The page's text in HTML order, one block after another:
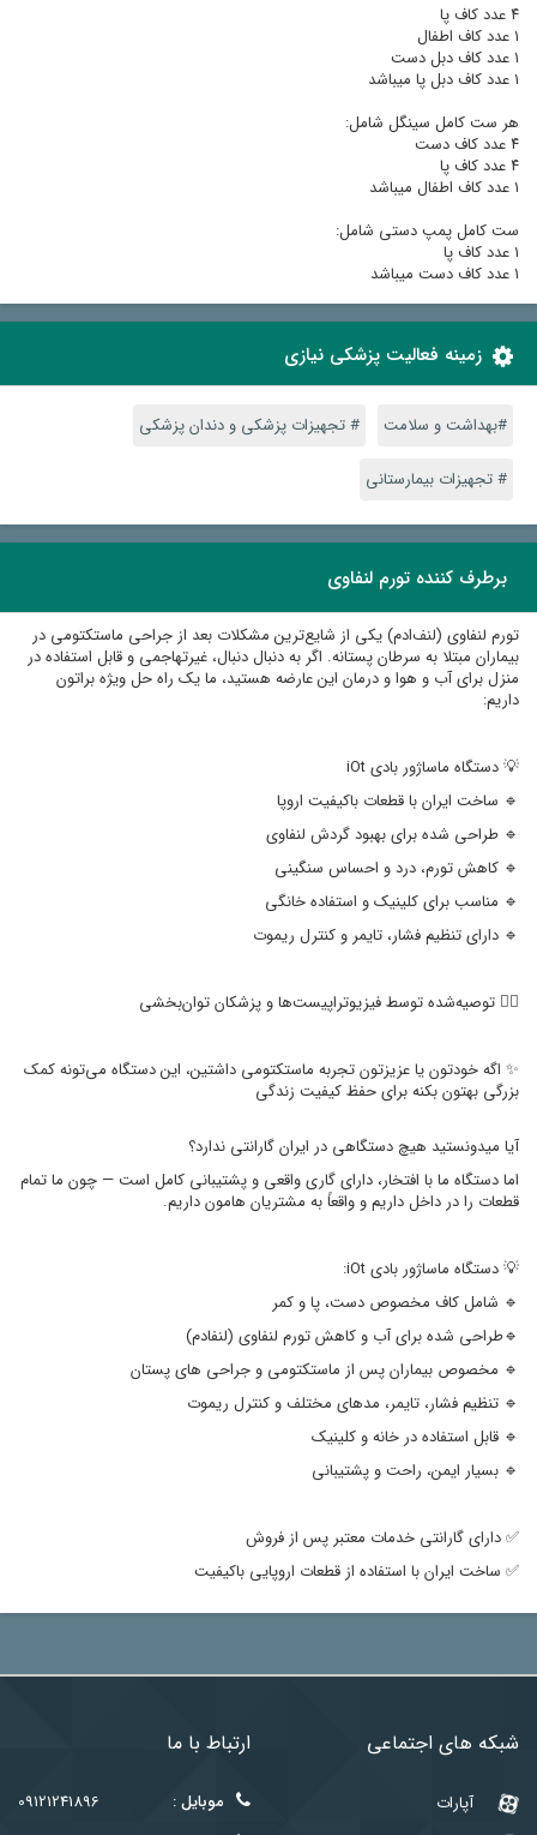
٤ عدد کاف پا
هر ست کامل سینگل شامل:
٤ عدد کاف دست
٤ عدد کاف پا
ست کامل پمپ دستی شامل:
زمینه فعالیت پزشکی نیازی
#بهداشت و سلامت # تجهیزات پزشکی و دندان پزشکی
# تجهیزات بیمارستانی
برطرف کننده تورم لنفاوی
تورم لنفاوی (لنف‌ادم) یکی از شایع‌ترین مشکلات بعد از جراحی ماستکتومی در
بیماران مبتلا به سرطان پستانه. اگر به دنبال دنبال، غیرتهاجمی و قابل استفاده در
منزل برای آب و هوا و درمان این عارضه هستید، ما یک راه حل ویژه براتون
داریم:
💡 دستگاه ماساژور بادی iOt
🔹 ساخت ایران با قطعات باکیفیت اروپا
🔹 طراحی شده برای بهبود گردش لنفاوی
🔹 کاهش تورم، درد و احساس سنگینی
🔹 مناسب برای کلینیک و استفاده خانگی
🔹 دارای تنظیم فشار، تایمر و کنترل ریموت
👩‍⚕️ توصیه‌شده توسط فیزیوتراپیست‌ها و پزشکان توان‌بخشی
✨ اگه خودتون یا عزیزتون تجربه ماستکتومی داشتین، این دستگاه می‌تونه کمک
بزرگی بهتون بکنه برای حفظ کیفیت زندگی
آیا میدونستید هیچ دستگاهی در ایران گارانتی ندارد؟
اما دستگاه ما با افتخار، دارای گاری واقعی و پشتیبانی کامل است — چون ما تمام
قطعات را در داخل داریم و واقعاً به مشتریان هامون داریم.
💡 دستگاه ماساژور بادی iOt:
🔹 شامل کاف مخصوص دست، پا و کمر
🔹طراحی شده برای آب و کاهش تورم لنفاوی (لنفادم)
🔹 مخصوص بیماران پس از ماستکتومی و جراحی های پستان
🔹 تنظیم فشار، تایمر، مدهای مختلف و کنترل ریموت
🔹 قابل استفاده در خانه و کلینیک
🔹 بسیار ایمن، راحت و پشتیبانی
✅ دارای گارانتی خدمات معتبر پس از فروش
✅ ساخت ایران با استفاده از قطعات اروپایی باکیفیت
شبکه های اجتماعی
آپارات
ارتباط با ما
موبایل :
09121241896